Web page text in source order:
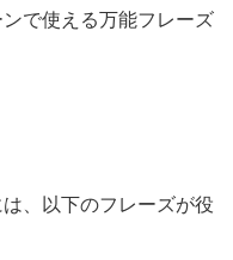
で使える万能フレーズ
、以下のフレーズが役